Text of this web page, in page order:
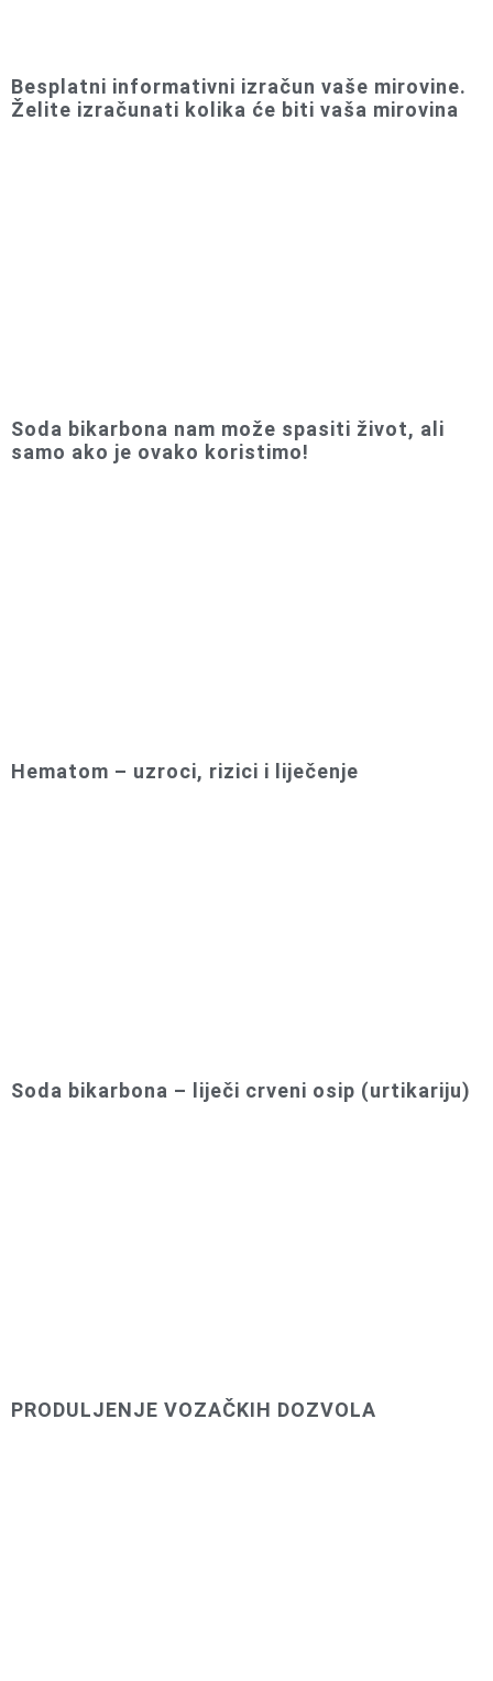
Besplatni informativni izračun vaše mirovine.
Želite izračunati kolika će biti vaša mirovina
Soda bikarbona nam može spasiti život, ali
samo ako je ovako koristimo!
Hematom – uzroci, rizici i liječenje
Soda bikarbona – liječi crveni osip (urtikariju)
PRODULJENJE VOZAČKIH DOZVOLA